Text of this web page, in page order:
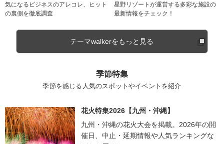
気になるビジネスのアレコレ、ヒット
の裏側を徹底調査
星野リゾートが運営する多彩な施設の
最新情報をチェック！
テーマwalkerをもっと見る
季節特集
季節を感じる人気のスポットやイベントを紹介
花火特集2026【九州・沖縄】
九州・沖縄の花火大会を掲載。2026年の開
催日、中止・延期情報や人気ランキングな